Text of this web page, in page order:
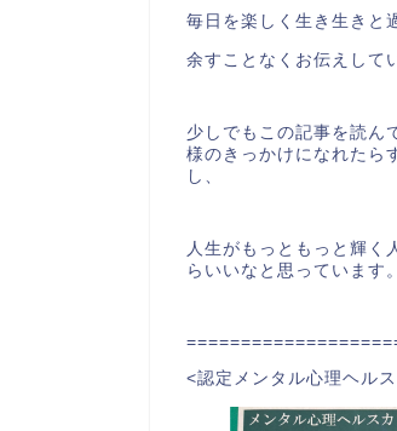
毎日を楽しく生き生きと
余すことなくお伝えして
少しでもこの記事を読ん
様のきっかけになれたら
し、
人生がもっともっと輝く
らいいなと思っています。
<認定メンタル心理ヘル